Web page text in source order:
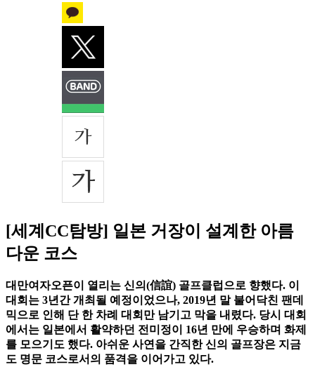
[세계CC탐방] 일본 거장이 설계한 아름
다운 코스
대만여자오픈이 열리는 신의(信誼) 골프클럽으로 향했다. 이
대회는 3년간 개최될 예정이었으나, 2019년 말 불어닥친 팬데
믹으로 인해 단 한 차례 대회만 남기고 막을 내렸다. 당시 대회
에서는 일본에서 활약하던 전미정이 16년 만에 우승하며 화제
를 모으기도 했다. 아쉬운 사연을 간직한 신의 골프장은 지금
도 명문 코스로서의 품격을 이어가고 있다.